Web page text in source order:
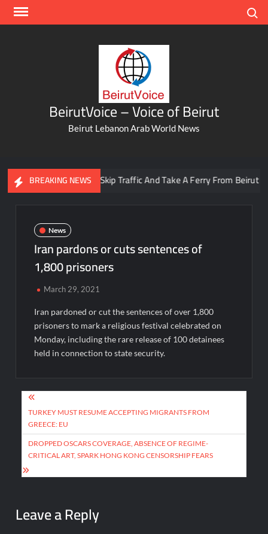
Skip
BeirutVoice – Voice of Beirut
Beirut Lebanon Arab World News
BREAKING NEWS
You Can Now Skip Traffic And Take A Ferry From Beirut To
News
Iran pardons or cuts sentences of
1,800 prisoners
March 29, 2021
Iran pardoned or cut the sentences of over 1,800
prisoners to mark a religious festival celebrated on
Monday, including the rare release of 100 detainees
held in connection to state security.
Post
navigation
TURKEY MUST RESUME ACCEPTING MIGRANTS FROM
GREECE: EU
DROPPED OSCARS COVERAGE, ABSENCE OF REGIME-
CRITICAL ART, SPARK HONG KONG CENSORSHIP FEARS
Leave a Reply